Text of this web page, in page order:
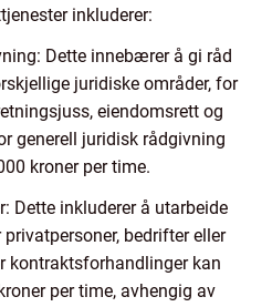
inkluderer:
Dette innebærer å gi råd
juridiske områder, for
eiendomsrett og
generell juridisk rådgivning
kroner per time.
Dette inkluderer å utarbeide
bedrifter eller
kontraktsforhandlinger kan
per time, avhengig av